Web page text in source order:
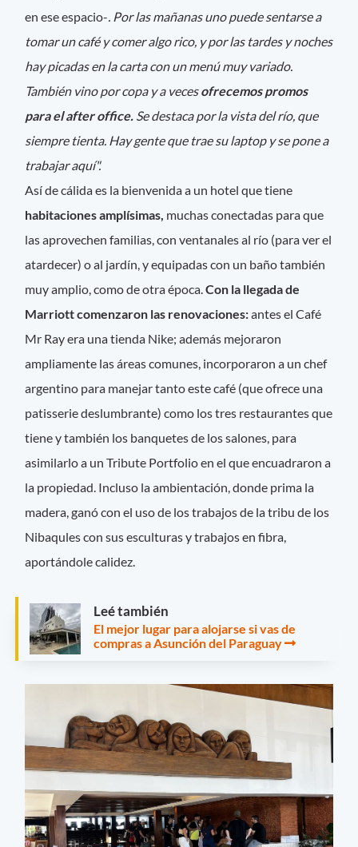
en ese espacio-. Por las mañanas uno puede sentarse a
tomar un café y comer algo rico, y por las tardes y noches
hay picadas en la carta con un menú muy variado.
También vino por copa y a vecesofrecemos promos
para el after office. Se destaca por la vista del río, que
siempre tienta. Hay gente que trae su laptop y se pone a
trabajar aquí".
Así de cálida es la bienvenida a un hotel que tiene
habitaciones amplísimas, muchas conectadas para que
las aprovechen familias, con ventanales al río (para ver el
atardecer) o al jardín, y equipadas con un baño también
muy amplio, como de otra época.Con la llegada de
Marriott comenzaron las renovaciones:antes el Café
Mr Ray era una tienda Nike; además mejoraron
ampliamente las áreas comunes, incorporaron a un chef
argentino para manejar tanto este café (que ofrece una
patisserie deslumbrante) como los tres restaurantes que
tiene y también los banquetes de los salones, para
asimilarlo a un Tribute Portfolio en el que encuadraron a
la propiedad. Incluso la ambientación, donde prima la
madera, ganó con el uso de los trabajos de la tribu de los
Nibaqules con sus esculturas y trabajos en fibra,
aportándole calidez.
Leé también
El mejor lugar para alojarse si vas de
compras a Asunción del Paraguay